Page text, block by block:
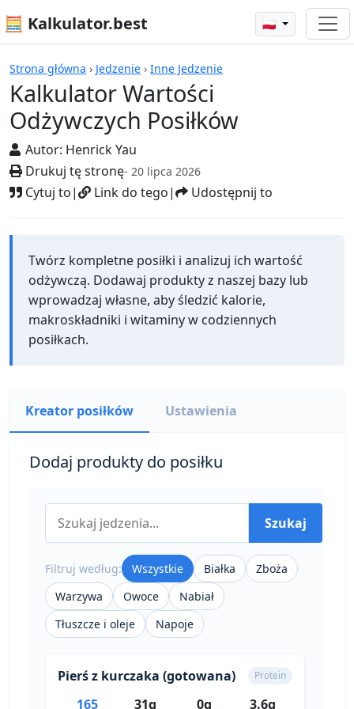
🧮 Kalkulator.best 🇵🇱
Strona główna › Jedzenie › Inne Jedzenie
Kalkulator Wartości
Odżywczych Posiłków
Autor: Henrick Yau
Drukuj tę stronę- 20 lipca 2026
Cytuj to| Link do tego| Udostępnij to
Kalkulatory
Twórz kompletne posiłki i analizuj ich wartość
odżywczą. Dodawaj produkty z naszej bazy lub
wprowadzaj własne, aby śledzić kalorie,
makroskładniki i witaminy w codziennych
posiłkach.
Kreator posiłków Ustawienia
Dodaj produkty do posiłku
Szukaj
Filtruj według: Wszystkie Białka
Zboża
Warzywa
Owoce
Nabiał
Tłuszcze i oleje
Napoje
Pierś z kurczaka (gotowana) Protein
165 31g 0g 3.6g